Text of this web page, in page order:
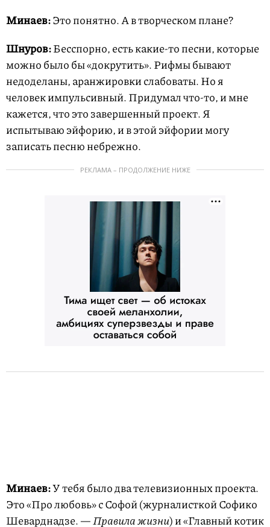
Минаев:Это понятно. А в творческом плане?
Шнуров:Бесспорно, есть какие-то песни, которые
можно было бы «докрутить». Рифмы бывают
недоделаны, аранжировки слабоваты. Но я
человек импульсивный. Придумал что-то, и мне
кажется, что это завершенный проект. Я
испытываю эйфорию, и в этой эйфории могу
записать песню небрежно.
РЕКЛАМА – ПРОДОЛЖЕНИЕ НИЖЕ
Минаев:У тебя было два телевизионных проекта.
Это «Про любовь» с Софой (журналисткой Софико
Шеварднадзе. —Правила жизни) и «Главный котик